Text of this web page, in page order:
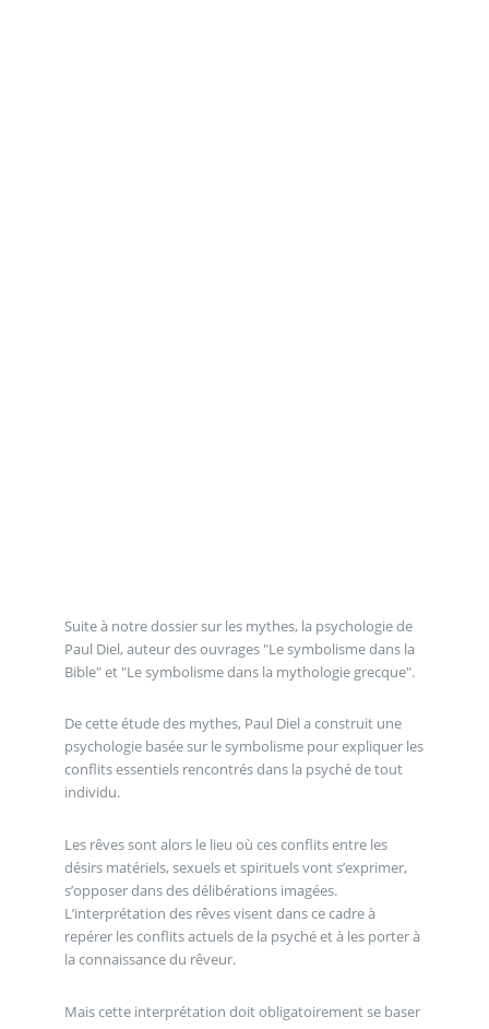
Suite à notre dossier sur les mythes, la psychologie de
Paul Diel, auteur des ouvrages "Le symbolisme dans la
Bible" et "Le symbolisme dans la mythologie grecque".
De cette étude des mythes, Paul Diel a construit une
psychologie basée sur le symbolisme pour expliquer les
conflits essentiels rencontrés dans la psyché de tout
individu.
Les rêves sont alors le lieu où ces conflits entre les
désirs matériels, sexuels et spirituels vont s’exprimer,
s’opposer dans des délibérations imagées.
L’interprétation des rêves visent dans ce cadre à
repérer les conflits actuels de la psyché et à les porter à
la connaissance du rêveur.
Mais cette interprétation doit obligatoirement se baser